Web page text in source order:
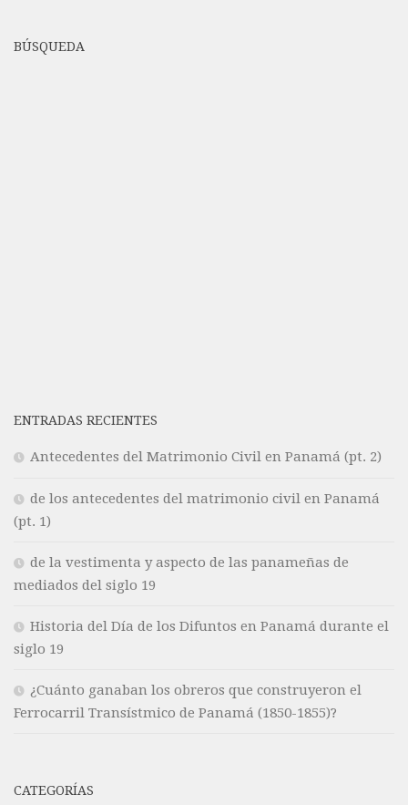
BÚSQUEDA
ENTRADAS RECIENTES
Antecedentes del Matrimonio Civil en Panamá (pt. 2)
de los antecedentes del matrimonio civil en Panamá
(pt. 1)
de la vestimenta y aspecto de las panameñas de
mediados del siglo 19
Historia del Día de los Difuntos en Panamá durante el
siglo 19
¿Cuánto ganaban los obreros que construyeron el
Ferrocarril Transístmico de Panamá (1850-1855)?
CATEGORÍAS